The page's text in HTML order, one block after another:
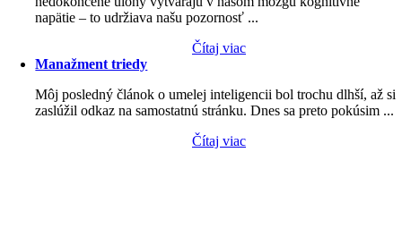
napätie – to udržiava našu pozornosť ...
Čítaj viac
Manažment triedy
Môj posledný článok o umelej inteligencii bol trochu dlhší, až si
zaslúžil odkaz na samostatnú stránku. Dnes sa preto pokúsim ...
Čítaj viac